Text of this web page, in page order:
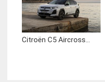
Citroën C5 Aircross...